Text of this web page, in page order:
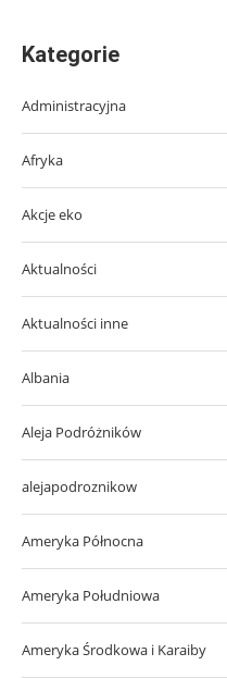
Kategorie
Administracyjna
Afryka
Akcje eko
Aktualności
Aktualności inne
Albania
Aleja Podróżników
alejapodroznikow
Ameryka Północna
Ameryka Południowa
Ameryka Środkowa i Karaiby